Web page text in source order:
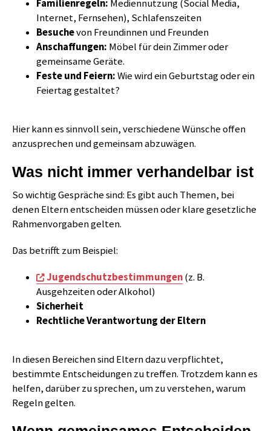
Familienregeln: Mediennutzung (Social Media,
Internet, Fernsehen), Schlafenszeiten
Besuchevon Freundinnen und Freunden
Anschaffungen: Möbel für dein Zimmer oder
gemeinsame Geräte.
Feste und Feiern:Wie wird ein Geburtstag oder ein
Feiertag gestaltet?
Hier kann es sinnvoll sein, verschiedene Wünsche offen
anzusprechen und gemeinsam abzuwägen.
Was nicht immer verhandelbar ist
So wichtig Gespräche sind: Es gibt auch Themen, bei
denen Eltern entscheiden müssen oder klare gesetzliche
Rahmenvorgaben gelten.
Das betrifft zum Beispiel:
Jugendschutzbestimmungen(z. B.
Ausgehzeiten oder Alkohol)
Sicherheit
Rechtliche Verantwortung der Eltern
In diesen Bereichen sind Eltern dazu verpflichtet,
bestimmte Entscheidungen zu treffen. Trotzdem kann es
helfen, darüber zu sprechen, um zu verstehen, warum
Regeln gelten.